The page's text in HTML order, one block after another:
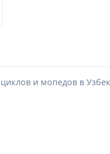
и мопедов в